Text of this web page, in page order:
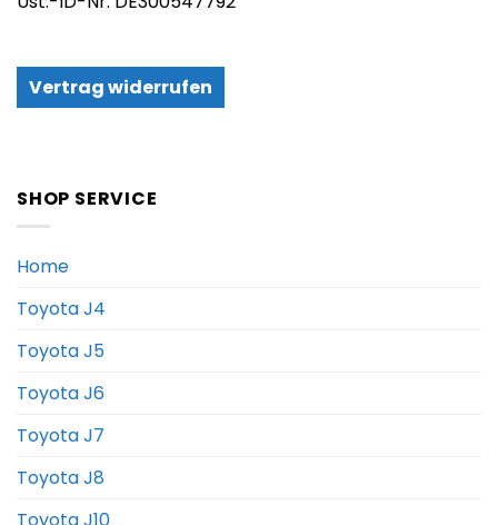
Vertrag widerrufen
SHOP SERVICE
Home
Toyota J4
Toyota J5
Toyota J6
Toyota J7
Toyota J8
Toyota J10